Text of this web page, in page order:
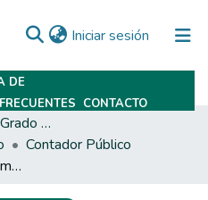
Iniciar sesión (current)
DE
CONTACTO
Trabajos Finales De Grado Y Posgrado
Contador Público
Análisis financiero de la empresa Emintex S.A.